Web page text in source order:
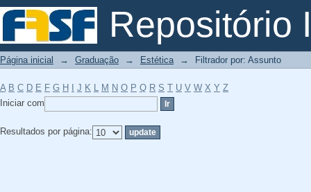
Repositório
Filtrador por: Assunto
Página inicial → Graduação → Estética → Filtrador por: Assunto
A B C D E F G H J K L M N O P Q R S T U V W X Y Z
Iniciar com
Resultados por página: